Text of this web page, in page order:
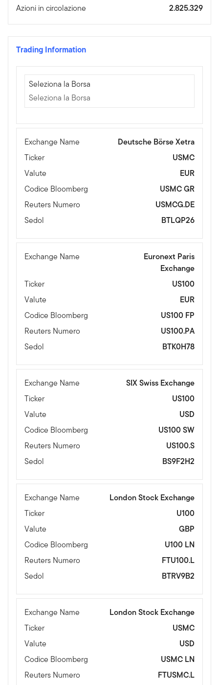
Azioni in circolazione 2.825.329
Trading Information
Seleziona la Borsa
Seleziona la Borsa
Seleziona la Borsa
Exchange Name
Deutsche Börse Xetra
Ticker
USMC
Valute
EUR
Codice Bloomberg
USMC GR
Reuters Numero
USMCG.DE
Sedol
BTLQP26
Exchange Name
Euronext Paris
Exchange
Ticker
US100
Valute
EUR
Codice Bloomberg
US100 FP
Reuters Numero
US100.PA
Sedol
BTK0H78
Exchange Name
SIX Swiss Exchange
Ticker
US100
Valute
USD
Codice Bloomberg
US100 SW
Reuters Numero
US100.S
Sedol
BS9F2H2
Exchange Name
London Stock Exchange
Ticker
U100
Valute
GBP
Codice Bloomberg
U100 LN
Reuters Numero
FTU100.L
Sedol
BTRV9B2
Exchange Name
London Stock Exchange
Ticker
USMC
Valute
USD
Codice Bloomberg
USMC LN
Reuters Numero
FTUSMC.L